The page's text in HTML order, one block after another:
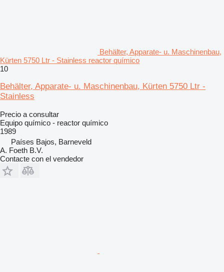
Behälter, Apparate- u. Maschinenbau,
Kürten 5750 Ltr - Stainless reactor químico
10
Behälter, Apparate- u. Maschinenbau, Kürten 5750 Ltr -
Stainless
Precio a consultar
Equipo químico - reactor químico
1989
Países Bajos, Barneveld
A. Foeth B.V.
Contacte con el vendedor